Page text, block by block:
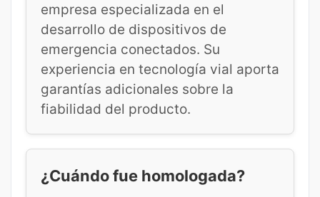
empresa especializada en el
desarrollo de dispositivos de
emergencia conectados. Su
experiencia en tecnología vial aporta
garantías adicionales sobre la
fiabilidad del producto.
¿Cuándo fue homologada?